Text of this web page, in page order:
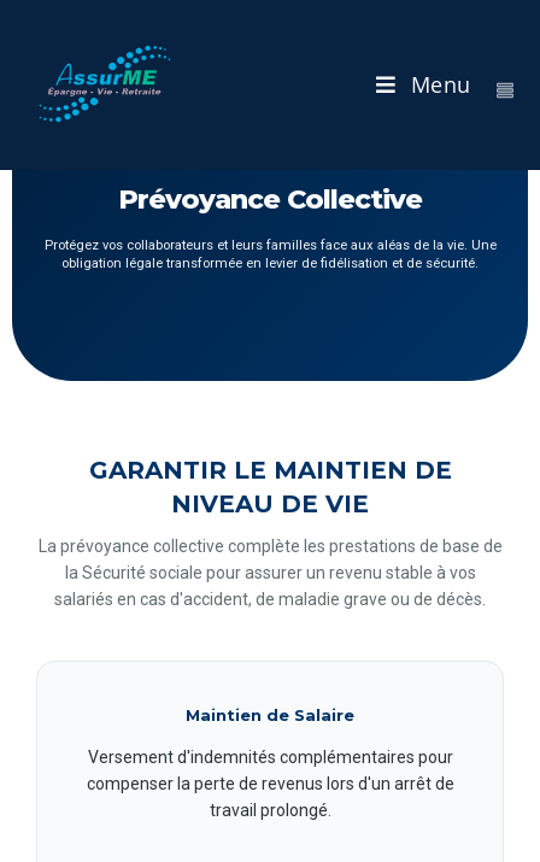
Menu
Prévoyance Collective
Protégez vos collaborateurs et leurs familles face aux aléas de la vie. Une
obligation légale transformée en levier de fidélisation et de sécurité.
GARANTIR LE MAINTIEN DE
NIVEAU DE VIE
La prévoyance collective complète les prestations de base de
la Sécurité sociale pour assurer un revenu stable à vos
salariés en cas d'accident, de maladie grave ou de décès.
Maintien de Salaire
Versement d'indemnités complémentaires pour
compenser la perte de revenus lors d'un arrêt de
travail prolongé.